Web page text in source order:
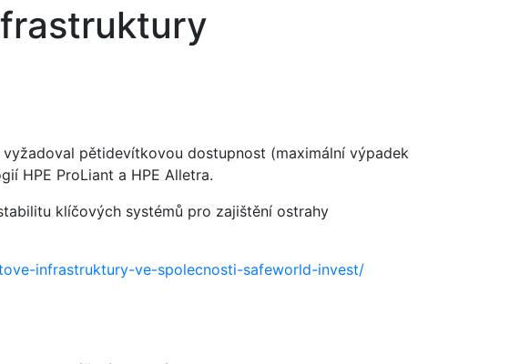
pětidevítkovou dostupnost (maximální výpadek
HPE ProLiant a HPE Alletra.
klíčových systémů pro zajištění ostrahy
infrastruktury-ve-spolecnosti-safeworld-invest/